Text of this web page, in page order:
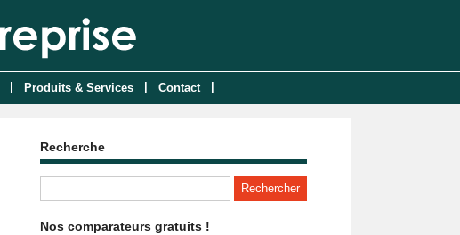
Produits & Services Contact
Recherche
Nos comparateurs gratuits !